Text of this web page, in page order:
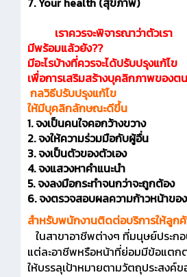
เราควรจะพิจารณาว่าตัวเรา
มีพร้อมแล้วยัง??
มีอะไรบ้างที่ควรจะได้ปรับปรุงแก้ไข
เพื่อการเสริมสร้างบุคลิกภาพของตน
กลวิธีปรับปรุงแก้ไข
ให้มีบุคลิกลักษณะดีขึ้น
1. จงเป็นคนใจคอกว้างขวาง
2. จงให้ความร่วมมือกับผู้อื่น
3. จงเป็นตัวของตัวเอง
4. จงแสวงหาคำแนะนำ
5. จงลงมือกระทำจนกว่าจะถูกต้อง
6. จงตรวจสอบผลความก้าวหน้าขอ
สำหรับพนักงานติดต่อบริการให้ลูกค้
ในสาขาอาชีพต่างๆ ที่มนุษย์ประก
แต่ละอาชีพหรือหน้าที่ย่อมมีข้อแตก
ให้บรรลุเป้าหมายตามวัตถุประสงค์